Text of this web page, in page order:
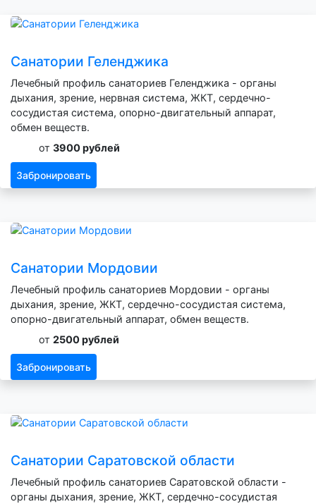
Санатории Геленджика
Лечебный профиль санаториев Геленджика - органы
дыхания, зрение, нервная система, ЖКТ, сердечно-
сосудистая система, опорно-двигательный аппарат,
обмен веществ.
от 3900 рублей
Забронировать
Санатории Мордовии
Лечебный профиль санаториев Мордовии - органы
дыхания, зрение, ЖКТ, сердечно-сосудистая система,
опорно-двигательный аппарат, обмен веществ.
от 2500 рублей
Забронировать
Санатории Саратовской области
Лечебный профиль санаториев Саратовской области -
органы дыхания, зрение, ЖКТ, сердечно-сосудистая